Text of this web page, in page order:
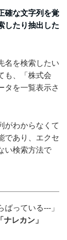
確な文字列を覚
したり抽出した
名を検索したい
も、「株式会
タを一覧表示さ
がわからなくて
であり、エクセ
い検索方法で
ばっている---」
レカン」